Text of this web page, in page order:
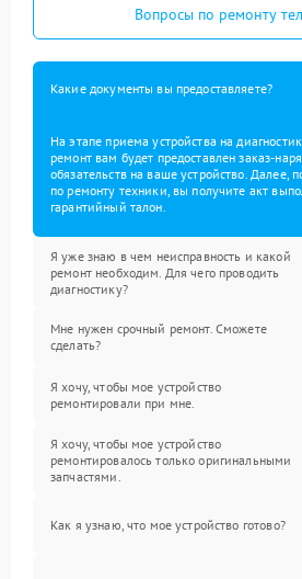
Вопросы по ремонту
Какие документы вы предоставляете?
На этапе приема устройства на
ремонт вам будет предоставлен заказ-
обязательств на ваше устройство. Далее,
по ремонту техники, вы получите акт
гарантийный талон.
Я уже знаю в чем неисправность и какой
ремонт необходим. Для чего проводить
диагностику?
Мне нужен срочный ремонт. Сможете
сделать?
Я хочу, чтобы мое устройство
ремонтировали при мне.
Я хочу, чтобы мое устройство
ремонтировалось только оригинальными
запчастями.
Как я узнаю, что мое устройство готово?